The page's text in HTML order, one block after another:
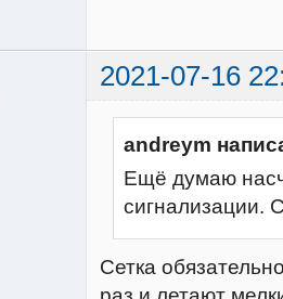
2021-07-16
andreym
Ещё думаю
сигнализации.
Сетка